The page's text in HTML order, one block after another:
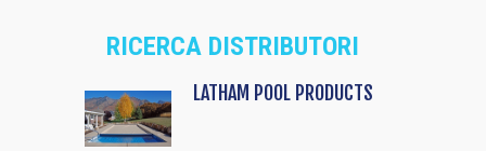
RICERCA DISTRIBUTORI
LATHAM POOL PRODUCTS